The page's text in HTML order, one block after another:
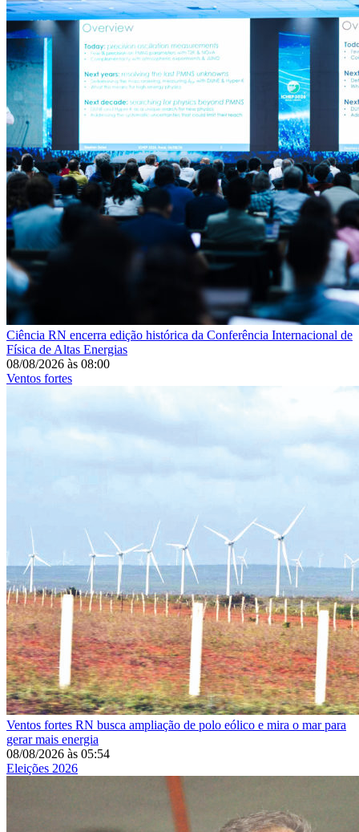
Ciência RN encerra edição histórica da Conferência Internacional de
Física de Altas Energias
08/08/2026 às 08:00
Ventos fortes
Ventos fortes RN busca ampliação de polo eólico e mira o mar para
gerar mais energia
08/08/2026 às 05:54
Eleições 2026